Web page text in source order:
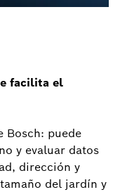
facilita el
Bosch: puede
y evaluar datos
dirección y
del jardín y